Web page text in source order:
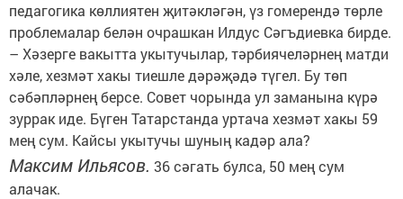
педагогика көллиятен җитәкләгән, үз гомерендә төрле
проблемалар белән очрашкан Илдус Сәгъдиевка бирде.
– Хәзерге вакытта укытучылар, тәрбиячеләрнең матди
хәле, хезмәт хакы тиешле дәрәҗәдә түгел. Бу төп
сәбәпләрнең берсе. Совет чорында ул заманына күрә
зуррак иде. Бүген Татарстанда уртача хезмәт хакы 59
мең сум. Кайсы укытучы шуның кадәр ала?
Максим Ильясов. 36 сәгать булса, 50 мең сум
алачак.